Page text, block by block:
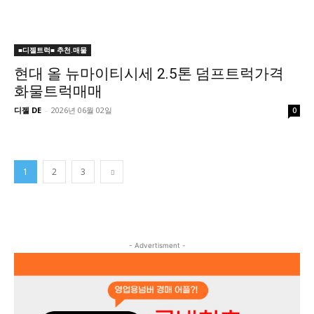
■디젤트럭■ 추천.매물
현대 올 뉴마이티시세 2.5톤 덤프트럭가격
화물트럭매매
디젤 DE - 2026년 06월 02일 0
1 2 3
- Advertisment -